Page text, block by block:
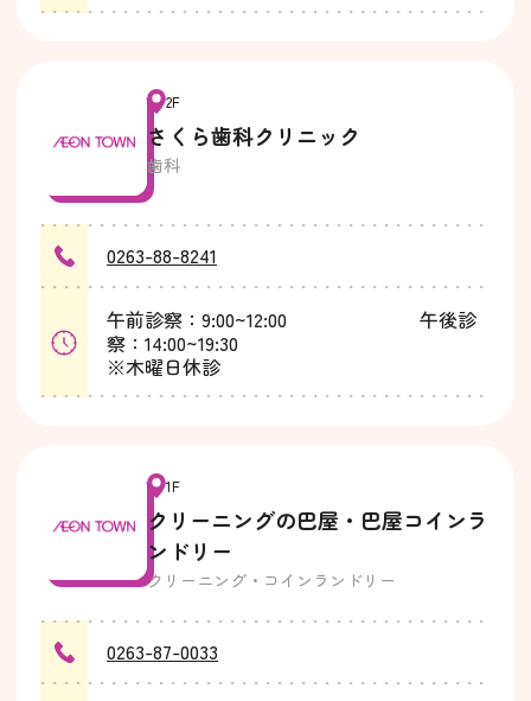
2F
さくら歯科クリニック
歯科
0263-88-8241
午前診察：9:00~12:00 午後診
察：14:00~19:30
※木曜日休診
1F
クリーニングの巴屋・巴屋コインラ
ンドリー
クリーニング・コインランドリー
0263-87-0033